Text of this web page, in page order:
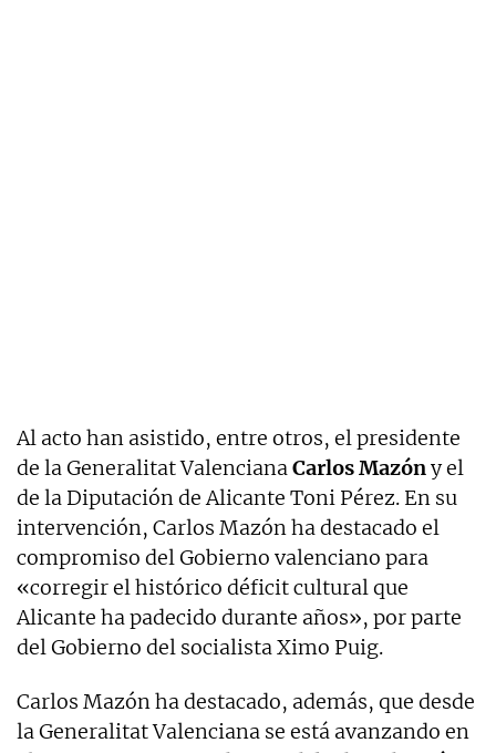
Al acto han asistido, entre otros, el presidente
de la Generalitat ValencianaCarlos Mazóny el
de la Diputación de Alicante Toni Pérez. En su
intervención, Carlos Mazón ha destacado el
compromiso del Gobierno valenciano para
«corregir el histórico déficit cultural que
Alicante ha padecido durante años», por parte
del Gobierno del socialista Ximo Puig.
Carlos Mazón ha destacado, además, que desde
la Generalitat Valenciana se está avanzando en